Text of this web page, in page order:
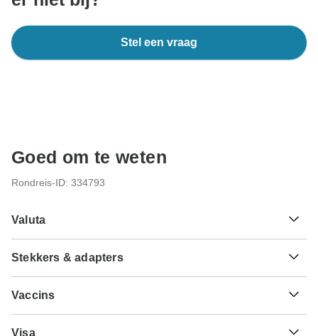
Stel een vraag
Goed om te weten
Rondreis-ID: 334793
Valuta
£ Egyptische pond
Egypte
Stekkers & adapters
Vaccins
Visa